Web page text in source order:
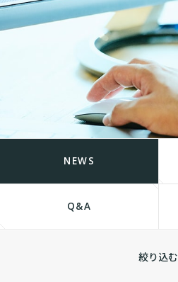
NEWS
Q&A
絞り込む